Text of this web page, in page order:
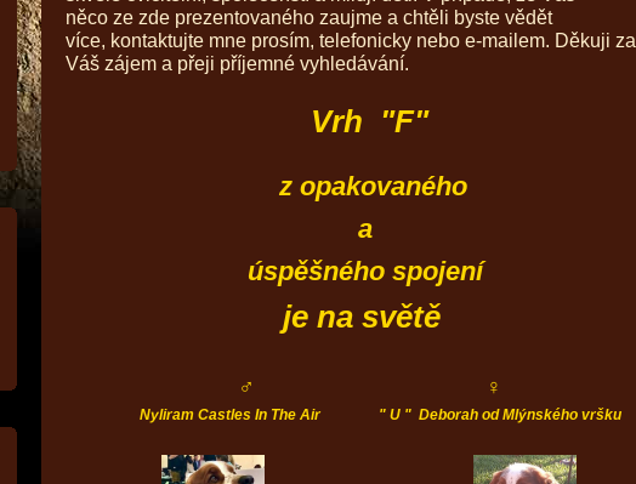
něco ze zde prezentovaného zaujme a chtěli byste vědět
více, kontaktujte mne prosím, telefonicky nebo e-mailem. Děkuji za
Váš zájem a přeji příjemné vyhledávání.
Vrh "F"
z opakovaného
a
úspěšného spojení
je na světě
♂ ♀
Nyliram Castles In The Air " U " Deborah od Mlýnského vršku